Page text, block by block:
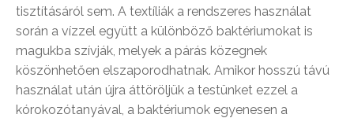
tisztításáról sem. A textíliák a rendszeres használat
során a vízzel együtt a különböző baktériumokat is
magukba szívják, melyek a párás közegnek
köszönhetően elszaporodhatnak. Amikor hosszú távú
használat után újra áttöröljük a testünket ezzel a
kórokozótanyával, a baktériumok egyenesen a